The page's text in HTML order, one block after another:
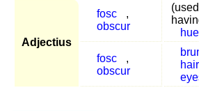
Adjectius
fosc
,
obscur
hue
fosc
,
obscur
hair